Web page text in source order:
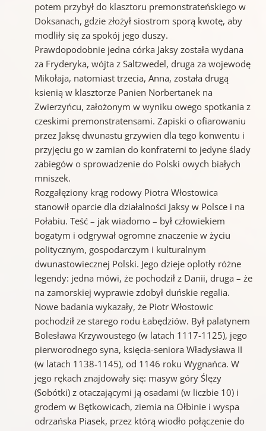
potem przybył do klasztoru premonstrateńskiego w
Doksanach, gdzie złożył siostrom sporą kwotę, aby
modliły się za spokój jego duszy.
Prawdopodobnie jedna córka Jaksy została wydana
za Fryderyka, wójta z Saltzwedel, druga za wojewodę
Mikołaja, natomiast trzecia, Anna, została drugą
ksienią w klasztorze Panien Norbertanek na
Zwierzyńcu, założonym w wyniku owego spotkania z
czeskimi premonstratensami. Zapiski o ofiarowaniu
przez Jaksę dwunastu grzywien dla tego konwentu i
przyjęciu go w zamian do konfraterni to jedyne ślady
zabiegów o sprowadzenie do Polski owych białych
mniszek.
Rozgałęziony krąg rodowy Piotra Włostowica
stanowił oparcie dla działalności Jaksy w Polsce i na
Połabiu. Teść – jak wiadomo – był człowiekiem
bogatym i odgrywał ogromne znaczenie w życiu
politycznym, gospodarczym i kulturalnym
dwunastowiecznej Polski. Jego dzieje oplotły różne
legendy: jedna mówi, że pochodził z Danii, druga – że
na zamorskiej wyprawie zdobył duńskie regalia.
Nowe badania wykazały, że Piotr Włostowic
pochodził ze starego rodu Łabędziów. Był palatynem
Bolesława Krzywoustego (w latach 1117-1125), jego
pierworodnego syna, księcia-seniora Władysława II
(w latach 1138-1145), od 1146 roku Wygnańca. W
jego rękach znajdowały się: masyw góry Ślęzy
(Sobótki) z otaczającymi ją osadami (w liczbie 10) i
grodem w Bętkowicach, ziemia na Ołbinie i wyspa
odrzańska Piasek, przez którą wiodło połączenie do